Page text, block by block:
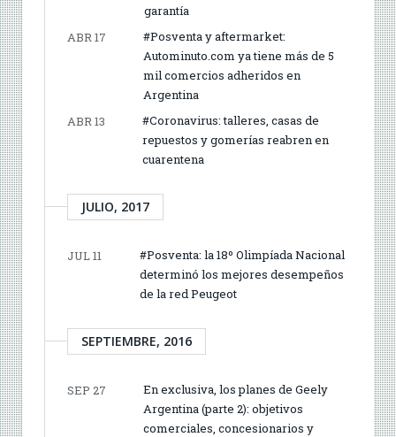
garantía
ABR 17
#Posventa y aftermarket:
Autominuto.com ya tiene más de 5
mil comercios adheridos en
Argentina
ABR 13
#Coronavirus: talleres, casas de
repuestos y gomerías reabren en
cuarentena
JULIO, 2017
JUL 11
#Posventa: la 18º Olimpíada Nacional
determinó los mejores desempeños
de la red Peugeot
SEPTIEMBRE, 2016
SEP 27
En exclusiva, los planes de Geely
Argentina (parte 2): objetivos
comerciales, concesionarios y